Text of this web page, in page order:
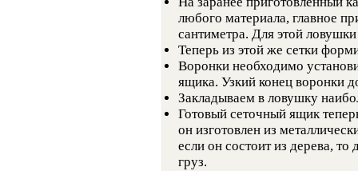
любого материала, главное
сантиметра. Для этой
Теперь из этой же сетки
Воронки необходимо
ящика. Узкий конец воронки
Закладываем в ловушку
Готовый сеточный ящик
он изготовлен из
если он состоит из дерева, то
груз.